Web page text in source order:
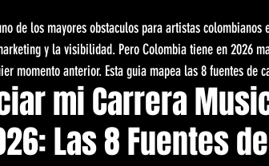
de los mayores obstaculos para artistas colombianos
y la visibilidad. Pero Colombia tiene en 2026
momento anterior. Esta guia mapea las 8 fuentes de
mi Carrera
Las 8 Fuentes